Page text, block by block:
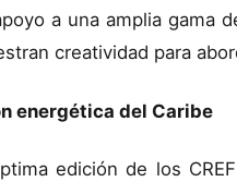
a una amplia gama
creatividad para
energética del Caribe
edición de los